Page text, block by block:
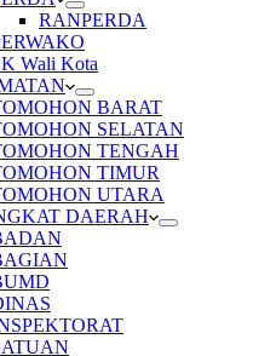
RANPERDA
Wali Kota
BARAT
SELATAN
TENGAH
TIMUR
UTARA
DAERAH